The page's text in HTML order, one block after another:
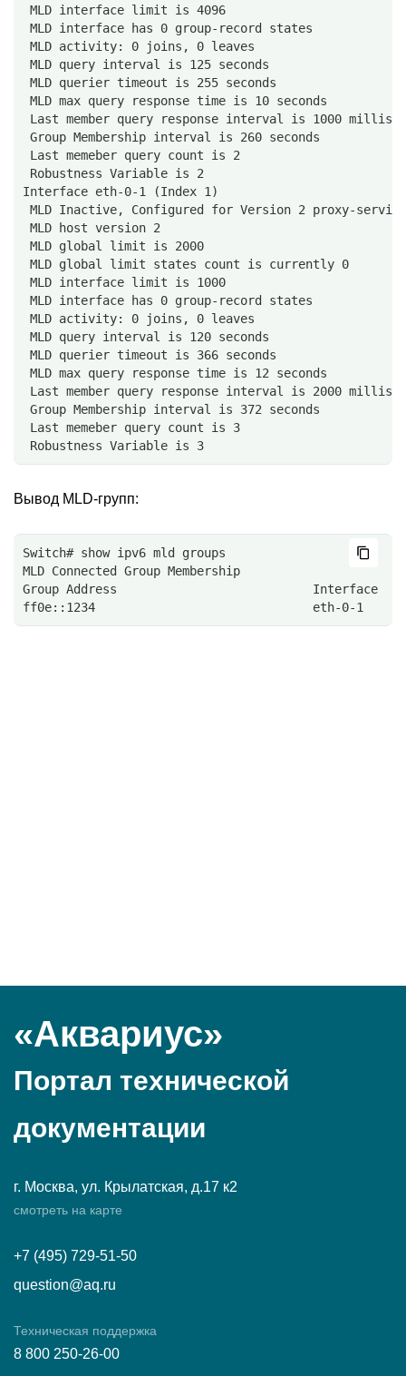
MLD interface limit is 4096
MLD interface has 0 group-record states
MLD activity: 0 joins, 0 leaves
MLD query interval is 125 seconds
MLD querier timeout is 255 seconds
MLD max query response time is 10 seconds
Last member query response interval is 1000
Group Membership interval is 260 seconds
Last memeber query count is 2
Robustness Variable is 2
Interface eth-0-1 (Index 1)
MLD Inactive, Configured for Version 2 proxy-service
MLD host version 2
MLD global limit is 2000
MLD global limit states count is currently 0
MLD interface limit is 1000
MLD interface has 0 group-record states
MLD activity: 0 joins, 0 leaves
MLD query interval is 120 seconds
MLD querier timeout is 366 seconds
MLD max query response time is 12 seconds
Last member query response interval is 2000
Group Membership interval is 372 seconds
Last memeber query count is 3
Robustness Variable is 3
Вывод MLD-групп:
Switch# show ipv6 mld groups
MLD Connected Group Membership
Group Address                           Interface
ff0e::1234                              eth-0-1
«Аквариус»
Портал технической
документации
г. Москва, ул. Крылатская, д.17 к2
смотреть на карте
+7 (495) 729-51-50
question@aq.ru
Техническая поддержка
8 800 250-26-00